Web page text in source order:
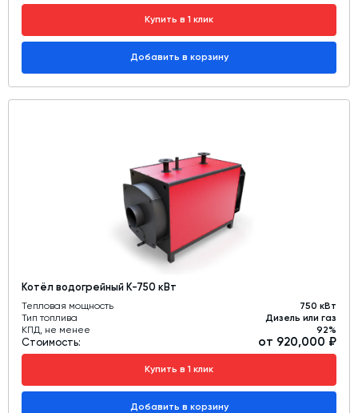
Купить в 1 клик
Добавить в корзину
Котёл водогрейный К-750 кВт
Тепловая мощность
750 кВт
Тип топлива
Дизель или газ
КПД, не менее
92%
Стоимость: от 920,000 ₽
Купить в 1 клик
Добавить в корзину